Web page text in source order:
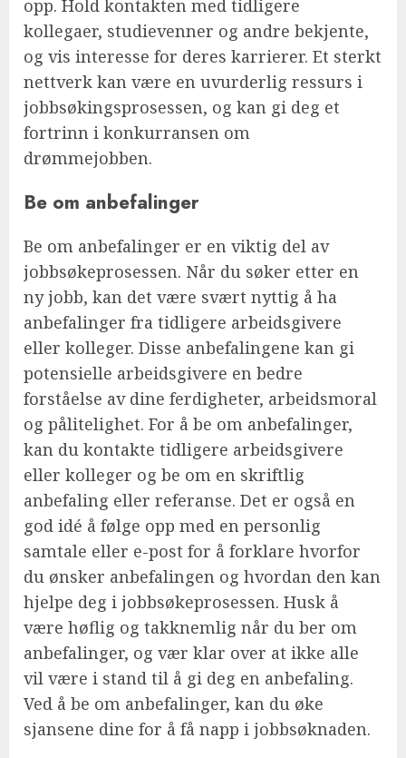
opp. Hold kontakten med tidligere
kollegaer, studievenner og andre bekjente,
og vis interesse for deres karrierer. Et sterkt
nettverk kan være en uvurderlig ressurs i
jobbsøkingsprosessen, og kan gi deg et
fortrinn i konkurransen om
drømmejobben.
Be om anbefalinger
Be om anbefalinger er en viktig del av
jobbsøkeprosessen. Når du søker etter en
ny jobb, kan det være svært nyttig å ha
anbefalinger fra tidligere arbeidsgivere
eller kolleger. Disse anbefalingene kan gi
potensielle arbeidsgivere en bedre
forståelse av dine ferdigheter, arbeidsmoral
og pålitelighet. For å be om anbefalinger,
kan du kontakte tidligere arbeidsgivere
eller kolleger og be om en skriftlig
anbefaling eller referanse. Det er også en
god idé å følge opp med en personlig
samtale eller e-post for å forklare hvorfor
du ønsker anbefalingen og hvordan den kan
hjelpe deg i jobbsøkeprosessen. Husk å
være høflig og takknemlig når du ber om
anbefalinger, og vær klar over at ikke alle
vil være i stand til å gi deg en anbefaling.
Ved å be om anbefalinger, kan du øke
sjansene dine for å få napp i jobbsøknaden.